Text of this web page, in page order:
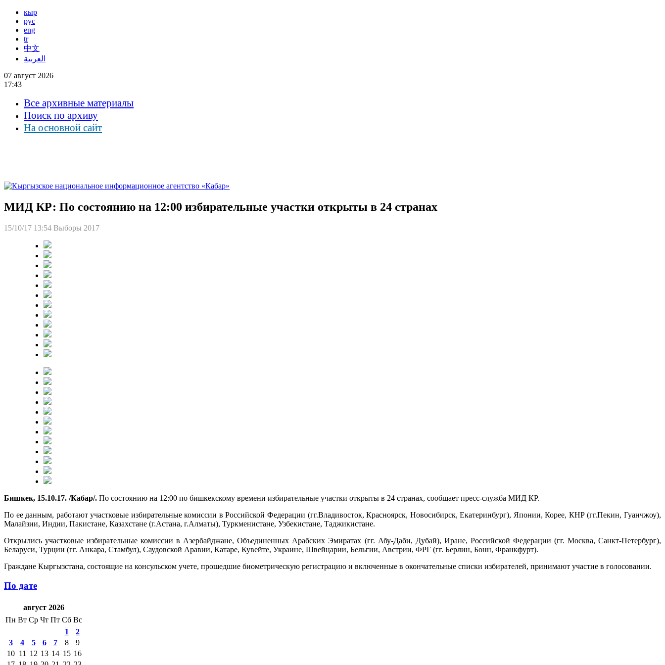
кыр
рус
eng
tr
中文
العربية
07 август 2026
17:43
Все архивные материалы
Поиск по архиву
На основной сайт
МИД КР: По состоянию на 12:00 избирательные участки открыты в 24 странах
15/10/17 13:54 Выборы 2017
Бишкек, 15.10.17. /Кабар/. По состоянию на 12:00 по бишкекскому времени избирательные участки открыты в 24 странах, сообщает пресс-служба МИД КР.
По ее данным, работают участковые избирательные комиссии в Российской Федерации (гг.Владивосток, Красноярск, Новосибирск, Екатеринбург), Японии, Корее, КНР (гг.Пекин, Гуанчжоу),
Малайзии, Индии, Пакистане, Казахстане (г.Астана, г.Алматы), Туркменистане, Узбекистане, Таджикистане.
Открылись участковые избирательные комиссии в Азербайджане, Объединенных Арабских Эмиратах (гг. Абу-Даби, Дубай), Иране, Российской Федерации (гг. Москва, Санкт-Петербург),
Беларуси, Турции (гг. Анкара, Стамбул), Саудовской Аравии, Катаре, Кувейте, Украине, Швейцарии, Бельгии, Австрии, ФРГ (гг. Берлин, Бонн, Франкфурт).
Граждане Кыргызстана, состоящие на консульском учете, прошедшие биометрическую регистрацию и включенные в окончательные списки избирателей, принимают участие в голосовании.
По дате
август 2026
Пн Вт Ср Чт Пт Сб Вс
1
2
3
4 5 6 7 8
9
10 11 12 13 14 15 16